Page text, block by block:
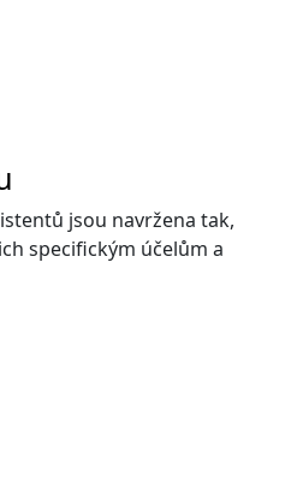
jsou navržena tak,
specifickým účelům a